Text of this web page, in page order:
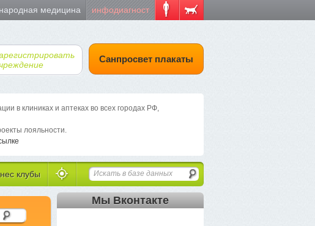
народная медицина инфодиагност
Санпросвет плакаты
в клиниках и аптеках во всех городах РФ,
лояльности.
клубы
Мы Вконтакте